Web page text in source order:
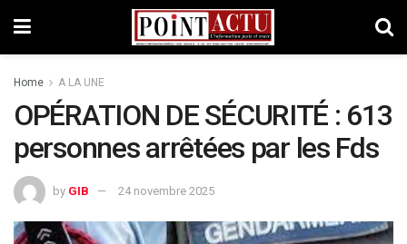
Home A LA UNE
OPÉRATION DE SÉCURITÉ : 613
personnes arrêtées par les Fds
by GIB 24 novembre 2025